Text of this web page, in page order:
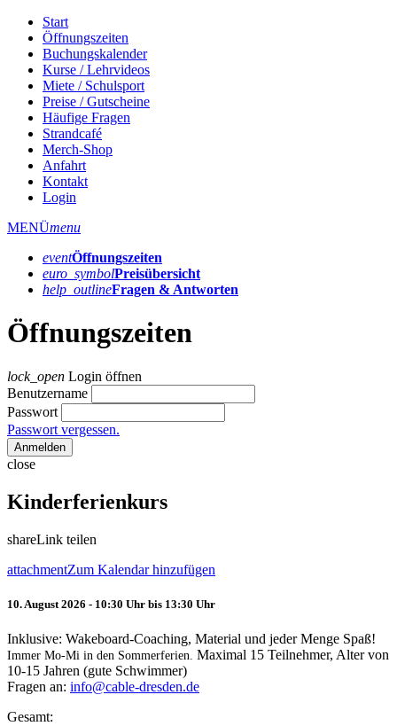
Start
Öffnungszeiten
Buchungskalender
Kurse / Lehrvideos
Miete / Schulsport
Preise / Gutscheine
Häufige Fragen
Strandcafé
Merch-Shop
Anfahrt
Kontakt
Login
MENÜmenu
eventÖffnungs­zeiten
euro_symbolPreis­übersicht
help_outlineFragen & Antworten
Öffnungszeiten
lock_open Login öffnen
Benutzername
Passwort
Passwort vergessen.
Anmelden
close
Kinderferienkurs
shareLink teilen
attachmentZum Kalendar hinzufügen
10. August 2026 - 10:30 Uhr bis 13:30 Uhr
Inklusive: Wakeboard-Coaching, Material und jeder Menge Spaß!
Immer Mo-Mi in den Sommerferien. Maximal 15 Teilnehmer, Alter von
10-15 Jahren (gute Schwimmer)
Fragen an: info@cable-dresden.de
Gesamt: